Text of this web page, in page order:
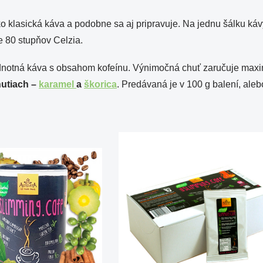
klasická káva a podobne sa aj pripravuje. Na jednu šálku
80 stupňov Celzia.
káva s obsahom kofeínu. Výnimočná chuť zaručuje
– karamel a škorica. Predávaná je v 100 g balení,